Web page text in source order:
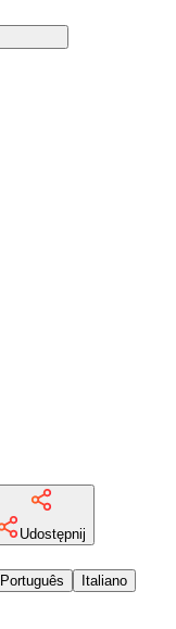
Udostępnij
Português
Italiano